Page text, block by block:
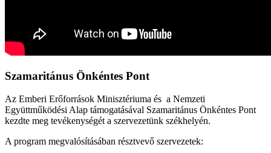
Szamaritánus Önkéntes Pont
Az Emberi Erőforrások Minisztériuma és a Nemzeti
Együttműködési Alap támogatásával Szamaritánus Önkéntes Pont
kezdte meg tevékenységét a szervezetünk székhelyén.
A program megvalósításában résztvevő szervezetek: